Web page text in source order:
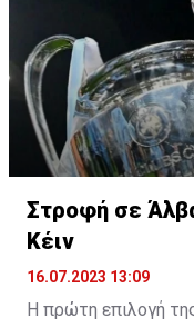
Στροφή σε
Κέιν
16.07.2023 13:09
Η πρώτη επιλογή